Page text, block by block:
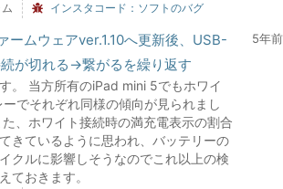
インスタコード：ソフトのバグ
ームウェアver.1.10へ更新後、USB-
が切れる→繋がるを繰り返す
。 当方所有のiPad mini 5でもホワイ
ーでそれぞれ同様の傾向が見られまし
た、ホワイト接続時の満充電表示の割合
きているように思われ、バッテリーの
クルに影響しそうなのでこれ以上の検
ておきます。
5年前